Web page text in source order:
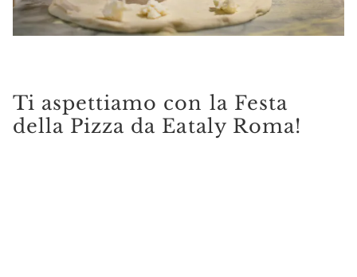
Ti aspettiamo con la Festa
della Pizza da Eataly Roma!